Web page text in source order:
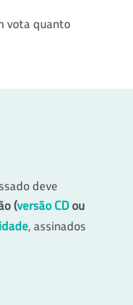
vota quanto
deve
(versão CD ou
, assinados